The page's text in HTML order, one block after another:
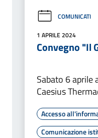
COMUNICATI
1 APRILE 2024
Convegno "Il
Sabato 6 aprile
Caesius
Accesso
Comunicazione